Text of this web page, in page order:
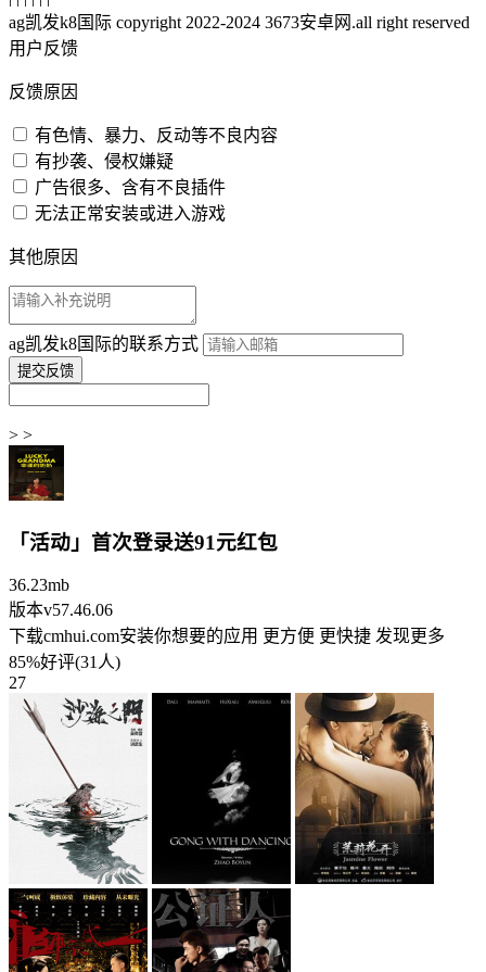
ag凯发k8国际 copyright 2022-2024 3673安卓网.all right reserved
用户反馈
反馈原因
有色情、暴力、反动等不良内容
有抄袭、侵权嫌疑
广告很多、含有不良插件
无法正常安装或进入游戏
其他原因
ag凯发k8国际的联系方式
> >
「活动」首次登录送91元红包
36.23mb
版本v57.46.06
下载cmhui.com安装你想要的应用 更方便 更快捷 发现更多
85%好评(31人)
27